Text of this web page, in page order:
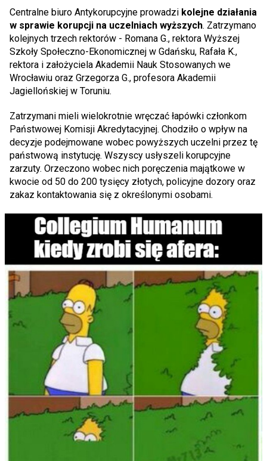
Centralne biuro Antykorupcyjne prowadzi kolejne działania
w sprawie korupcji na uczelniach wyższych. Zatrzymano
kolejnych trzech rektorów - Romana G., rektora Wyższej
Szkoły Społeczno-Ekonomicznej w Gdańsku, Rafała K.,
rektora i założyciela Akademii Nauk Stosowanych we
Wrocławiu oraz Grzegorza G., profesora Akademii
Jagiellońskiej w Toruniu.
Zatrzymani mieli wielokrotnie wręczać łapówki członkom
Państwowej Komisji Akredytacyjnej. Chodziło o wpływ na
decyzje podejmowane wobec powyższych uczelni przez tę
państwową instytucję. Wszyscy usłyszeli korupcyjne
zarzuty. Orzeczono wobec nich poręczenia majątkowe w
kwocie od 50 do 200 tysięcy złotych, policyjne dozory oraz
zakaz kontaktowania się z określonymi osobami.